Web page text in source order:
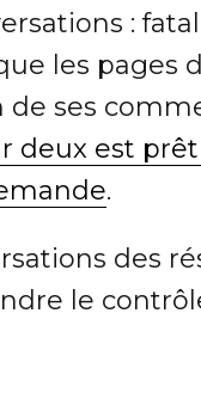
:
les pages
ses
deux est
.
des
le